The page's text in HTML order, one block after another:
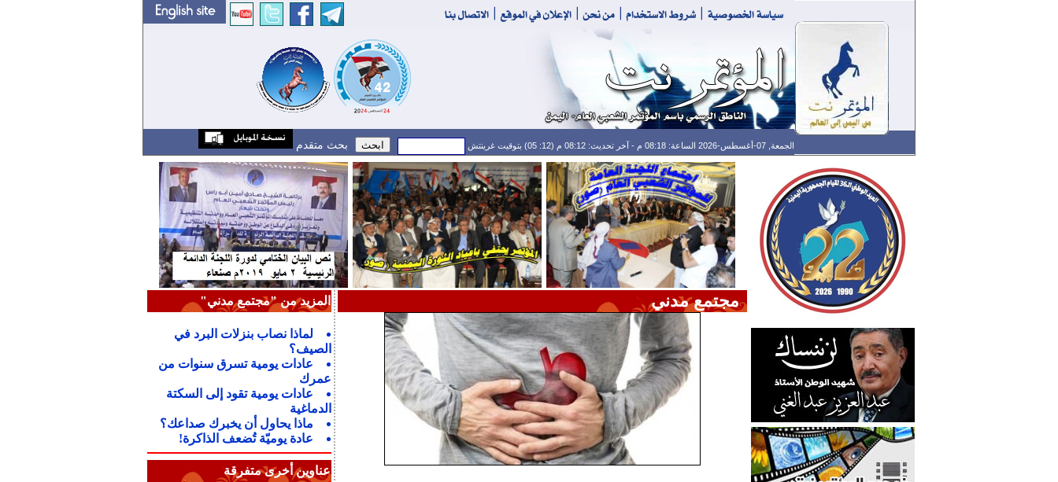
الجمعة, 07-أغسطس-2026 الساعة: 08:18 م - آخر تحديث: 08:12 م (12: 05) بتوقيت غرينتش بحث متقدم
مجتمع مدني المزيد من "مجتمع مدني"
لماذا نصاب بنزلات البرد في
الصيف؟
عادات يومية تسرق سنوات من
عمرك
عادات يومية تقود إلى السكتة
الدماغية
ماذا يحاول أن يخبرك صداعك؟
عادة يوميّة تُضعف الذاكرة!
عناوين أخرى متفرقة